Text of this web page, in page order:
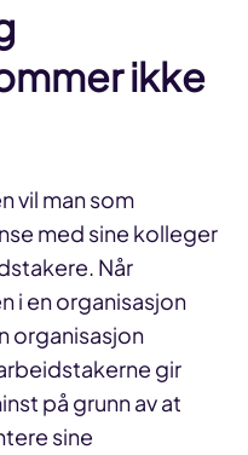
ikke
vil man som
med sine kolleger
Når
i en organisasjon
organisasjon
gir
på grunn av at
sine